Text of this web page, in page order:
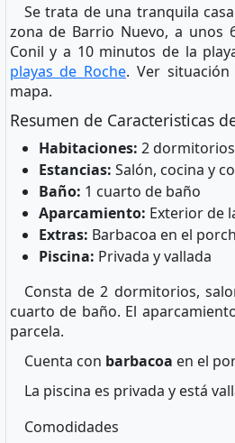
Se trata de una tranquila
zona de Barrio Nuevo, a unos
Conil y a 10 minutos de la
playas de Roche. Ver
mapa.
Resumen de Caracteristicas
Habitaciones: 2 dormitorios
Estancias: Salón, cocina y
Baño: 1 cuarto de baño
Aparcamiento: Exterior de
Extras: Barbacoa en el
Piscina: Privada y vallada
Consta de 2 dormitorios,
cuarto de baño. El
parcela.
Cuenta con barbacoa en el
La piscina es privada y está
Comodidades